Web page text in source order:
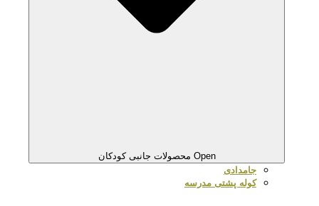
Open محصولات جانبی کودکان
جامدادی
کوله پشتی مدرسه